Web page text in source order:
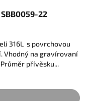
22
316L s povrchovou
Vhodný na gravírovaní
přívěsku...